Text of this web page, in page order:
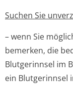
Suchen Sie
– wenn Sie
bemerken, die
Blutgerinnsel im
ein Blutgerinnsel